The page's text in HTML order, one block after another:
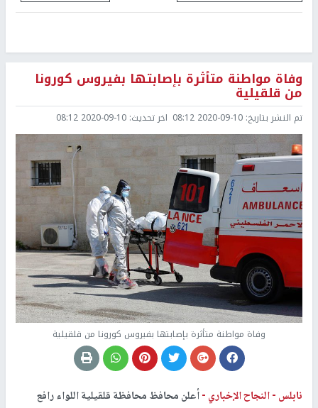
وفاة مواطنة متأثرة بإصابتها بفيروس كورونا
من قلقيلية
تم النشر بتاريخ: 2020-09-10 08:12 اخر تحديث: 2020-09-10 08:12
وفاة مواطنة متأثرة بإصابتها بفيروس كورونا من قلقيلية
نابلس -النجاح الإخباري -أعلن محافظ محافظة قلقيلية اللواء رافع